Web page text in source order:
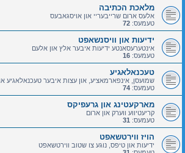
מלאכת הכתיבה
אלעס ארום שרייבעריי און אויסגאבעס
טעמעס: 72
ידיעות און וויסנשאפט
אינטערעסאנטע ידיעות איבער אלץ און אלעם
טעמעס: 16
טעכנאלאגיע
שמועסן, אינפארמאציע, און עצות איבער טעכנאלאגיע
טעמעס: 74
מארקעטינג און גרעפיקס
קריעטיווע ווערק און ארום
טעמעס: 31
הויז ווירטשאפט
ידיעות און טיפס, נוגע צו שטוב ווירטשאפט